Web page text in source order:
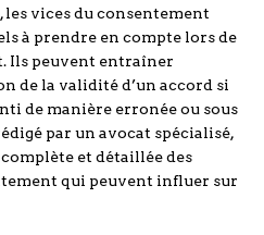
vices du consentement
à prendre en compte lors de
Ils peuvent entraîner
de la validité d’un accord si
de manière erronée ou sous
par un avocat spécialisé,
et détaillée des
qui peuvent influer sur